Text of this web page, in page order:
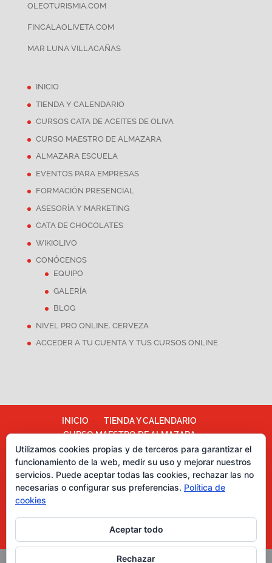
OLEOTURISMIA.COM
FINCALAOLIVETA.COM
MAR LUNA VILLACAÑAS
INICIO
TIENDA Y CALENDARIO
CURSOS CATA DE ACEITES DE OLIVA
CURSO MAESTRO DE ALMAZARA
ALMAZARA ESCUELA
EVENTOS PARA EMPRESAS
FORMACIÓN PRESENCIAL
ASESORÍA Y MARKETING
CATA DE CHOCOLATES
WIKIOLIVO
CONÓCENOS
EQUIPO
GALERÍA
BLOG
NIVEL PRO ONLINE. CERVEZA
ACCEDER A TU CUENTA Y TUS CURSOS ONLINE
INICIO
TIENDA Y CALENDARIO
CURSO MAESTRO DE ALMAZARA
ALMAZARA ESCUELA
TÉRMINOS Y CONDICIONES
Más información sobre las cookies
Política de cookies
CATA DE CHOCOLATES
ASESORÍA Y MARKETING
CURSOS CATA DE ACEITES DE OLIVA
Utilizamos cookies propias y de terceros para garantizar el
funcionamiento de la web, medir su uso y mejorar nuestros
servicios. Puede aceptar todas las cookies, rechazar las no
necesarias o configurar sus preferencias. Política de
cookies
Aceptar todo
Rechazar